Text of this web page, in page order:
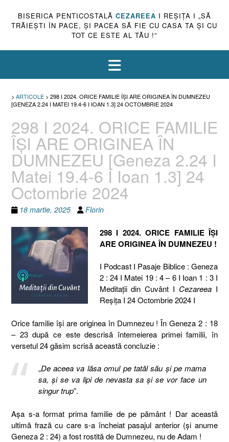
BISERICA PENTICOSTALĂ CEZAREEA I REŞIŢA I „SĂ
TRĂIEŞTI ÎN PACE, ŞI PACEA SĂ FIE CU CASA TA ŞI CU
TOT CE ESTE AL TĂU !”
> ARTICOLE > 298 I 2024. ORICE FAMILIE ÎȘI ARE ORIGINEA ÎN DUMNEZEU
[GENEZA 2.24 I MATEI 19.4-6 I IOAN 1.3] 24 OCTOMBRIE 2024
298 I 2024. ORICE FAMILIE
ÎȘI ARE ORIGINEA ÎN
DUMNEZEU [Geneza 2.24 I
Matei 19.4-6 I Ioan 1.3] 24
Octombrie 2024
18 martie, 2025 Florin
298 I 2024. ORICE FAMILIE ÎȘI
ARE ORIGINEA ÎN DUMNEZEU !
I Podcast I Pasaje Biblice : Geneza
2 : 24 I Matei 19 : 4 – 6 I Ioan 1 : 3 I
Meditaţii din Cuvânt I Cezareea I
Reşiţa I 24 Octombrie 2024 I
Orice familie își are originea în Dumnezeu ! În Geneza 2 : 18
– 23 după ce este descrisă întemeierea primei familii, în
versetul 24 găsim scrisă această concluzie :
„De aceea va lăsa omul pe tatăl său şi pe mama
sa, şi se va lipi de nevasta sa şi se vor face un
singur trup”.
Așa s-a format prima familie de pe pământ ! Dar această
ultimă frază cu care s-a încheiat pasajul anterior (și anume
Geneza 2 : 24) a fost rostită de Dumnezeu, nu de Adam !